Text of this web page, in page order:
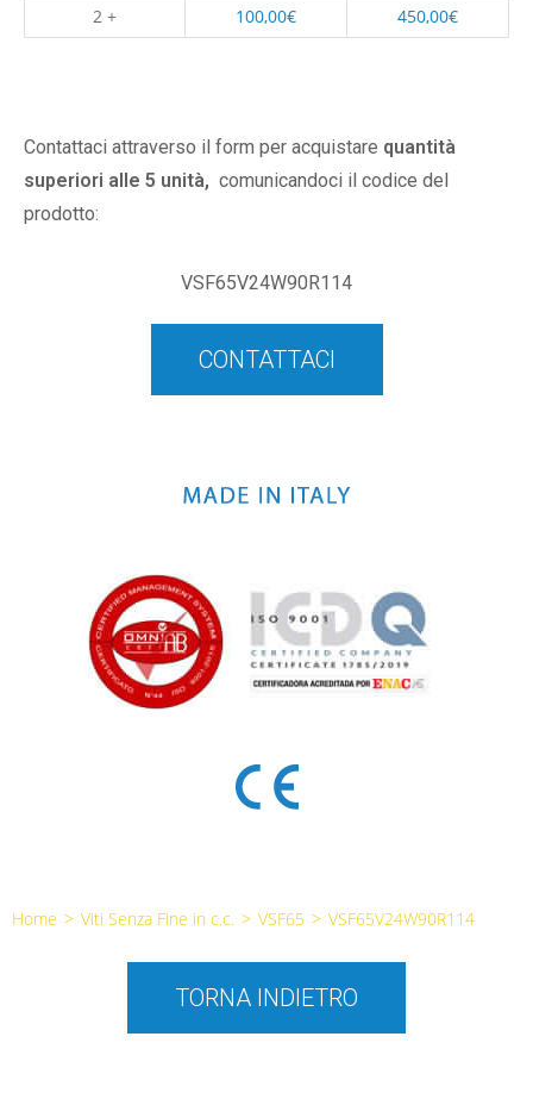
2 +
100,00€ 450,00€
Contattaci attraverso il form per acquistare quantità
superiori alle 5 unità, comunicandoci il codice del
prodotto:
VSF65V24W90R114
CONTATTACI
Home > Viti Senza Fine in c.c. > VSF65 > VSF65V24W90R114
TORNA INDIETRO